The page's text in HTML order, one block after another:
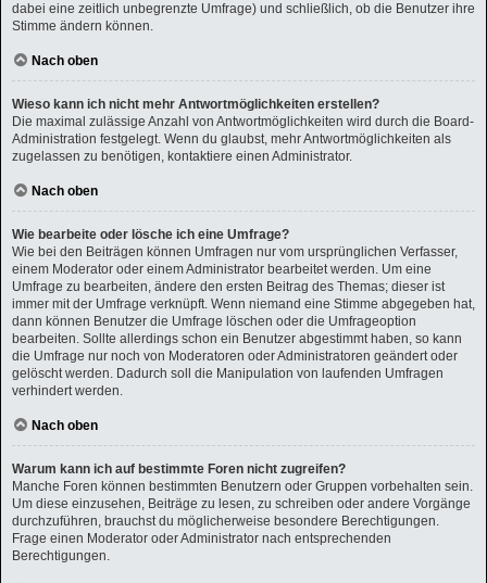
dabei eine zeitlich unbegrenzte Umfrage) und schließlich, ob die Benutzer ihre
Stimme ändern können.
Nach oben
Wieso kann ich nicht mehr Antwortmöglichkeiten erstellen?
Die maximal zulässige Anzahl von Antwortmöglichkeiten wird durch die Board-
Administration festgelegt. Wenn du glaubst, mehr Antwortmöglichkeiten als
zugelassen zu benötigen, kontaktiere einen Administrator.
Nach oben
Wie bearbeite oder lösche ich eine Umfrage?
Wie bei den Beiträgen können Umfragen nur vom ursprünglichen Verfasser,
einem Moderator oder einem Administrator bearbeitet werden. Um eine
Umfrage zu bearbeiten, ändere den ersten Beitrag des Themas; dieser ist
immer mit der Umfrage verknüpft. Wenn niemand eine Stimme abgegeben hat,
dann können Benutzer die Umfrage löschen oder die Umfrageoption
bearbeiten. Sollte allerdings schon ein Benutzer abgestimmt haben, so kann
die Umfrage nur noch von Moderatoren oder Administratoren geändert oder
gelöscht werden. Dadurch soll die Manipulation von laufenden Umfragen
verhindert werden.
Nach oben
Warum kann ich auf bestimmte Foren nicht zugreifen?
Manche Foren können bestimmten Benutzern oder Gruppen vorbehalten sein.
Um diese einzusehen, Beiträge zu lesen, zu schreiben oder andere Vorgänge
durchzuführen, brauchst du möglicherweise besondere Berechtigungen.
Frage einen Moderator oder Administrator nach entsprechenden
Berechtigungen.